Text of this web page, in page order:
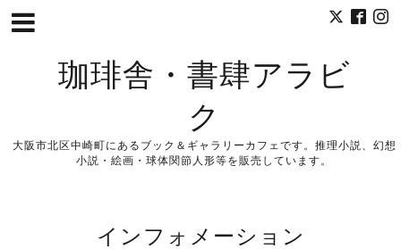
珈琲舎・書肆アラビ
ク
大阪市北区中崎町にあるブック＆ギャラリーカフェです。推理小説、幻想
小説・絵画・球体関節人形等を販売しています。
インフォメーション